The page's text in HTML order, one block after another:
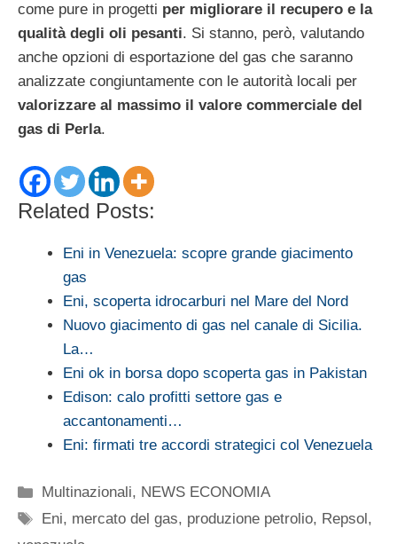
come pure in progetti per migliorare il recupero e la
qualità degli oli pesanti. Si stanno, però, valutando
anche opzioni di esportazione del gas che saranno
analizzate congiuntamente con le autorità locali per
valorizzare al massimo il valore commerciale del
gas di Perla.
Related Posts:
Eni in Venezuela: scopre grande giacimento
gas
Eni, scoperta idrocarburi nel Mare del Nord
Nuovo giacimento di gas nel canale di Sicilia.
La…
Eni ok in borsa dopo scoperta gas in Pakistan
Edison: calo profitti settore gas e
accantonamenti…
Eni: firmati tre accordi strategici col Venezuela
Categorie
Multinazionali, NEWS ECONOMIA
Tag
Eni, mercato del gas, produzione petrolio, Repsol ,